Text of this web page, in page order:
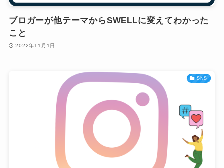
ブロガーが他テーマからSWELLに変えてわかった
こと
2022年11月1日
SNS